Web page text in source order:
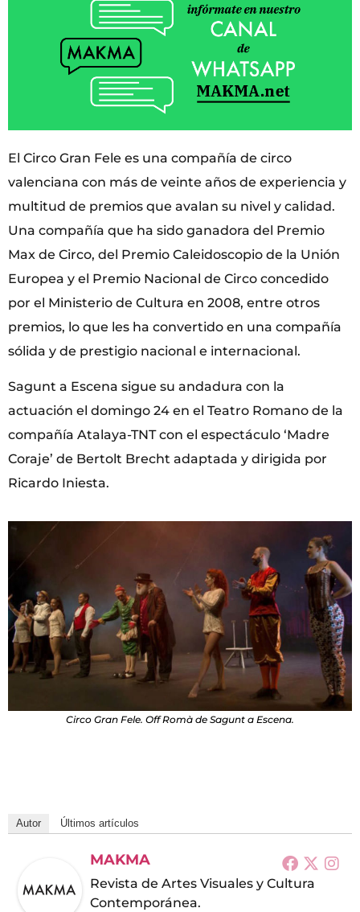
El Circo Gran Fele es una compañía de circo
valenciana con más de veinte años de experiencia y
multitud de premios que avalan su nivel y calidad.
Una compañía que ha sido ganadora del Premio
Max de Circo, del Premio Caleidoscopio de la Unión
Europea y el Premio Nacional de Circo concedido
por el Ministerio de Cultura en 2008, entre otros
premios, lo que les ha convertido en una compañía
sólida y de prestigio nacional e internacional.
Sagunt a Escena sigue su andadura con la
actuación el domingo 24 en el Teatro Romano de la
compañía Atalaya-TNT con el espectáculo ‘Madre
Coraje’ de Bertolt Brecht adaptada y dirigida por
Ricardo Iniesta.
Circo Gran Fele. Off Romà de Sagunt a Escena.
Autor Últimos artículos
MAKMA
Revista de Artes Visuales y Cultura
Contemporánea.